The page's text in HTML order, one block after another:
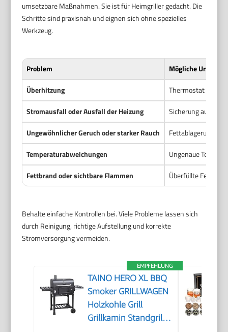
umsetzbare Maßnahmen. Sie ist für Heimgriller gedacht. Die
Schritte sind praxisnah und eignen sich ohne spezielles
Werkzeug.
Problem
Mögliche Ursache
Überhitzung
Thermostat
Stromausfall oder Ausfall der Heizung
Sicherung
Ungewöhnlicher Geruch oder starker Rauch
Fettablagerungen,
Temperaturabweichungen
Ungenaue
Fettbrand oder sichtbare Flammen
Überfüllte
Behalte einfache Kontrollen bei. Viele Probleme lassen sich
durch Reinigung, richtige Aufstellung und korrekte
Stromversorgung vermeiden.
EMPFEHLUNG
TAINO HERO XL BBQ
Smoker GRILLWAGEN
Holzkohle Grill
Grillkamin Standgrill